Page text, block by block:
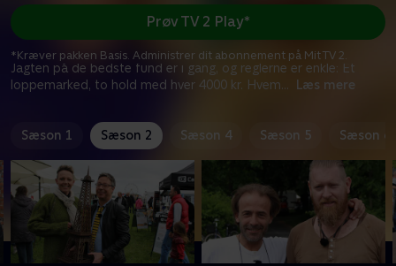
Jagten på de bedste fund er i gang, og reglerne er enkle: Et
loppemarked, to hold med hver 4000 kr. Hvem... Læs mere
Prøv TV 2 Play*
*Kræver pakken Basis. Administrer dit abonnement på Mit TV 2.
Sæson 1 Sæson 2 Sæson 4 Sæson 5 Sæson 6